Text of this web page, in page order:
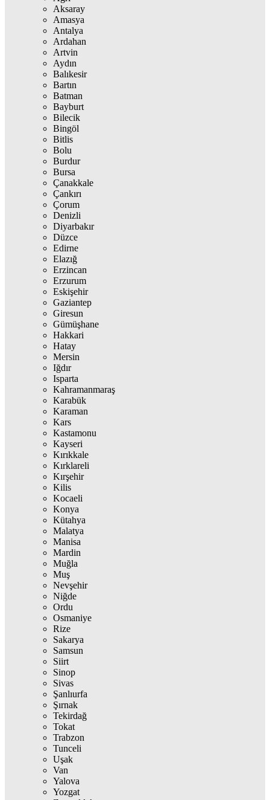
Aksaray
Amasya
Antalya
Ardahan
Artvin
Aydın
Balıkesir
Bartın
Batman
Bayburt
Bilecik
Bingöl
Bitlis
Bolu
Burdur
Bursa
Çanakkale
Çankırı
Çorum
Denizli
Diyarbakır
Düzce
Edirne
Elazığ
Erzincan
Erzurum
Eskişehir
Gaziantep
Giresun
Gümüşhane
Hakkari
Hatay
Mersin
Iğdır
Isparta
Kahramanmaraş
Karabük
Karaman
Kars
Kastamonu
Kayseri
Kırıkkale
Kırklareli
Kırşehir
Kilis
Kocaeli
Konya
Kütahya
Malatya
Manisa
Mardin
Muğla
Muş
Nevşehir
Niğde
Ordu
Osmaniye
Rize
Sakarya
Samsun
Siirt
Sinop
Sivas
Şanlıurfa
Şırnak
Tekirdağ
Tokat
Trabzon
Tunceli
Uşak
Van
Yalova
Yozgat